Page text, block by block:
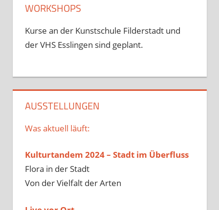
WORKSHOPS
Kurse an der Kunstschule Filderstadt und
der VHS Esslingen sind geplant.
AUSSTELLUNGEN
Was aktuell läuft:
Kulturtandem 2024 – Stadt im Überfluss
Flora in der Stadt
Von der Vielfalt der Arten